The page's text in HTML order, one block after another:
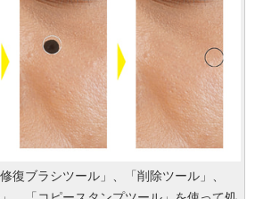
復ブラシツール」、「削除ツール」、